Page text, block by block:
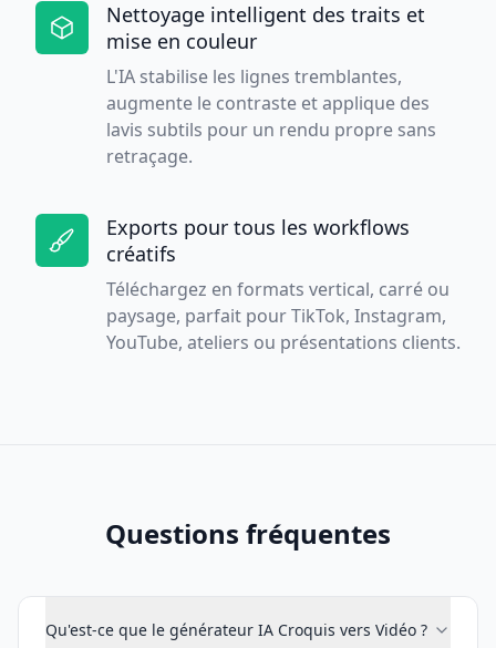
Nettoyage intelligent des traits et
mise en couleur
L'IA stabilise les lignes tremblantes,
augmente le contraste et applique des
lavis subtils pour un rendu propre sans
retraçage.
Exports pour tous les workflows
créatifs
Téléchargez en formats vertical, carré ou
paysage, parfait pour TikTok, Instagram,
YouTube, ateliers ou présentations clients.
Questions fréquentes
Qu'est-ce que le générateur IA Croquis vers Vidéo ?